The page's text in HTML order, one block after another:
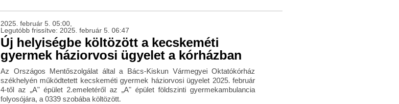
2025. február 5. 05:00,
Legutóbb frissítve: 2025. február 5. 06:47
Új helyiségbe költözött a kecskeméti
gyermek háziorvosi ügyelet a kórházban
Az Országos Mentőszolgálat által a Bács-Kiskun Vármegyei Oktatókórház
székhelyén működtetett kecskeméti gyermek háziorvosi ügyelet 2025. február
4-től az „A" épület 2.emeletéről az „A" épület földszinti gyermekambulancia
folyosójára, a 0339 szobába költözött.